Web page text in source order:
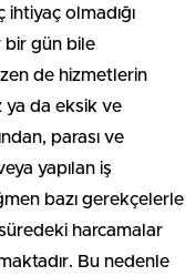
olmadığı
bir gün bile
de hizmetlerin
ya da eksik ve
parası ve
yapılan iş
bazı gerekçelerle
harcamalar
Bu nedenle